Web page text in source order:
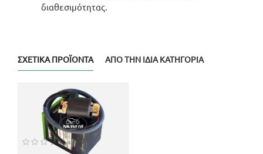
διαθεσιμότητας.
ΣΧΕΤΙΚΆ ΠΡΟΪΌΝΤΑ ΑΠΌ ΤΗΝ ΊΔΙΑ ΚΑΤΗΓΟΡΊΑ